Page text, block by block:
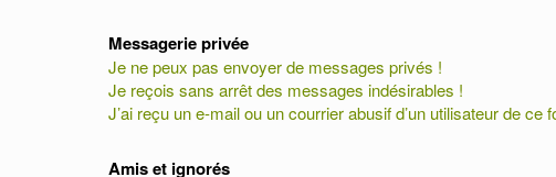
Messagerie privée
Je ne peux pas envoyer de messages privés !
Je reçois sans arrêt des messages indésirables !
J’ai reçu un e-mail ou un courrier abusif d’un utilisateur de ce
Amis et ignorés